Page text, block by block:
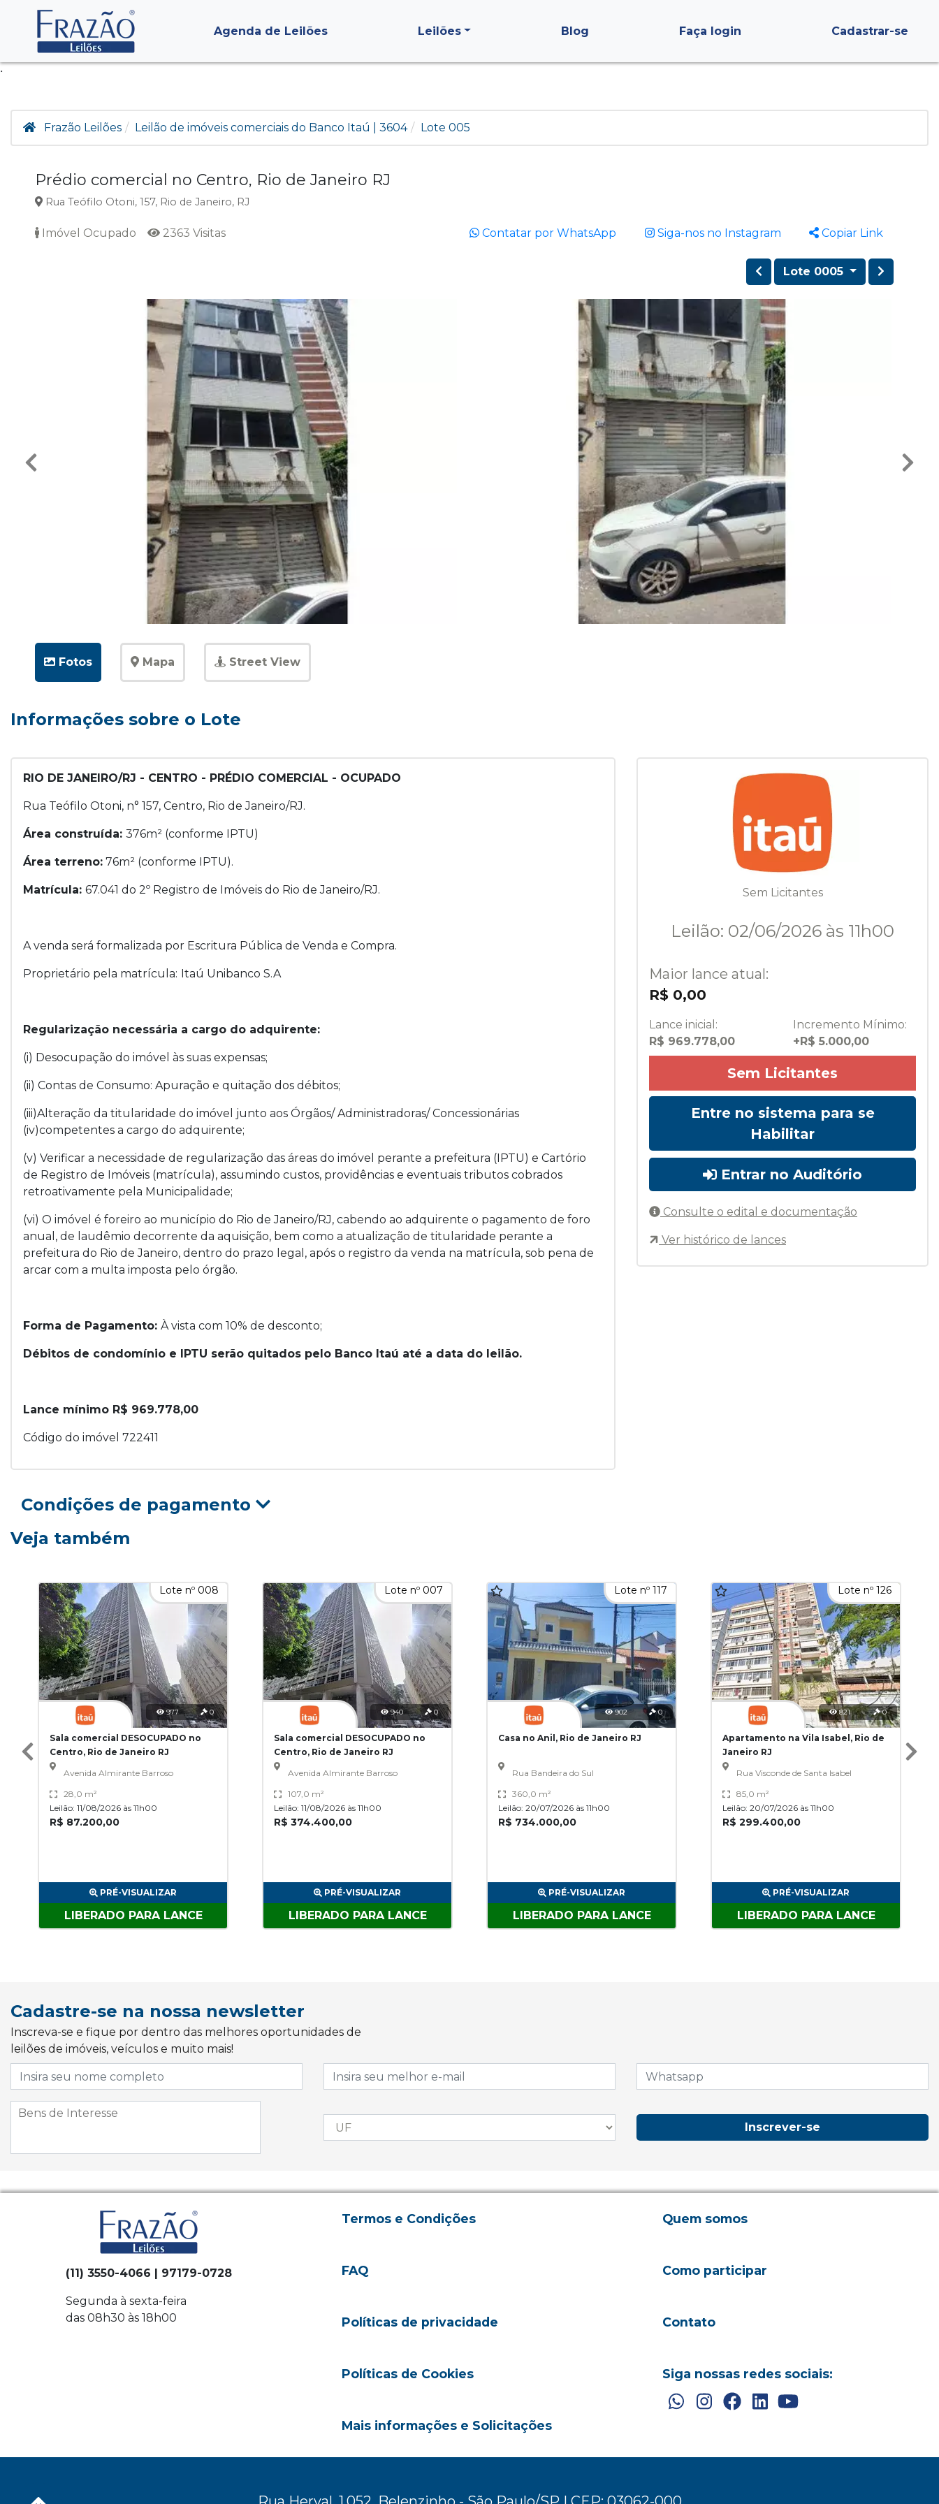
.
Agenda de Leilões Leilões Blog Faça login Cadastrar-se
Frazão Leilões Leilão de imóveis comerciais do Banco Itaú | 3604 Lote 005
Prédio comercial no Centro, Rio de Janeiro RJ
Rua Teófilo Otoni, 157, Rio de Janeiro, RJ
Imóvel Ocupado 2363 Visitas Contatar por WhatsApp Siga-nos no Instagram Copiar Link
Lote 0005
Fotos Mapa Street View
Informações sobre o Lote
RIO DE JANEIRO/RJ - CENTRO - PRÉDIO COMERCIAL - OCUPADO
Rua Teófilo Otoni, n° 157, Centro, Rio de Janeiro/RJ.
Área construída: 376m² (conforme IPTU)
Área terreno: 76m² (conforme IPTU).
Matrícula: 67.041 do 2º Registro de Imóveis do Rio de Janeiro/RJ.
A venda será formalizada por Escritura Pública de Venda e Compra.
Proprietário pela matrícula: Itaú Unibanco S.A
Regularização necessária a cargo do adquirente:
(i) Desocupação do imóvel às suas expensas;
(ii) Contas de Consumo: Apuração e quitação dos débitos;
(iii)Alteração da titularidade do imóvel junto aos Órgãos/ Administradoras/ Concessionárias
(iv)competentes a cargo do adquirente;
(v) Verificar a necessidade de regularização das áreas do imóvel perante a prefeitura (IPTU) e Cartório
de Registro de Imóveis (matrícula), assumindo custos, providências e eventuais tributos cobrados
retroativamente pela Municipalidade;
(vi) O imóvel é foreiro ao município do Rio de Janeiro/RJ, cabendo ao adquirente o pagamento de foro
anual, de laudêmio decorrente da aquisição, bem como a atualização de titularidade perante a
prefeitura do Rio de Janeiro, dentro do prazo legal, após o registro da venda na matrícula, sob pena de
arcar com a multa imposta pelo órgão.
Forma de Pagamento: À vista com 10% de desconto;
Débitos de condomínio e IPTU serão quitados pelo Banco Itaú até a data do leilão.
Lance mínimo R$ 969.778,00
Código do imóvel 722411
Sem Licitantes
Leilão: 02/06/2026 às 11h00
Maior lance atual:
R$ 0,00
Lance inicial:
R$ 969.778,00
Incremento Mínimo:
+R$ 5.000,00
Sem Licitantes
Entre no sistema para se
Habilitar
Entrar no Auditório
Consulte o edital e documentação
Ver histórico de lances
Condições de pagamento
Veja também
Lote nº 008
977 0
Sala comercial DESOCUPADO no
Centro, Rio de Janeiro RJ
Avenida Almirante Barroso
28,0 m²
Leilão: 11/08/2026 às 11h00
R$ 87.200,00
PRÉ-VISUALIZAR
LIBERADO PARA LANCE
Lote nº 007
940 0
Sala comercial DESOCUPADO no
Centro, Rio de Janeiro RJ
Avenida Almirante Barroso
107,0 m²
Leilão: 11/08/2026 às 11h00
R$ 374.400,00
PRÉ-VISUALIZAR
LIBERADO PARA LANCE
Lote nº 117
902 0
Casa no Anil, Rio de Janeiro RJ
Rua Bandeira do Sul
360,0 m²
Leilão: 20/07/2026 às 11h00
R$ 734.000,00
PRÉ-VISUALIZAR
LIBERADO PARA LANCE
Lote nº 126
821 0
Apartamento na Vila Isabel, Rio de
Janeiro RJ
Rua Visconde de Santa Isabel
85,0 m²
Leilão: 20/07/2026 às 11h00
R$ 299.400,00
PRÉ-VISUALIZAR
LIBERADO PARA LANCE
Cadastre-se na nossa newsletter
Inscreva-se e fique por dentro das melhores oportunidades de
leilões de imóveis, veículos e muito mais!
Inscrever-se
(11) 3550-4066 | 97179-0728
Segunda à sexta-feira
das 08h30 às 18h00
Termos e Condições
FAQ
Políticas de privacidade
Políticas de Cookies
Mais informações e Solicitações
Quem somos
Como participar
Contato
Siga nossas redes sociais: